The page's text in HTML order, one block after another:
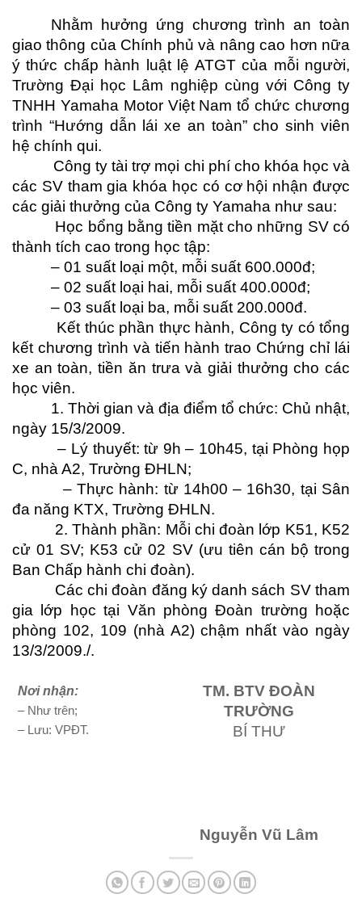
Nhằm hưởng ứng chương trình an toàn
giao thông của Chính phủ và nâng cao hơn nữa
ý thức chấp hành luật lệ ATGT của mỗi người,
Trường Đại học Lâm nghiệp cùng với Công ty
TNHH Yamaha Motor Việt Nam tổ chức chương
trình “Hướng dẫn lái xe an toàn” cho sinh viên
hệ chính qui.
Công ty tài trợ mọi chi phí cho khóa học và
các SV tham gia khóa học có cơ hội nhận được
các giải thưởng của Công ty Yamaha như sau:
Học bổng bằng tiền mặt cho những SV có
thành tích cao trong học tập:
– 01 suất loại một, mỗi suất 600.000đ;
– 02 suất loại hai, mỗi suất 400.000đ;
– 03 suất loại ba, mỗi suất 200.000đ.
Kết thúc phần thực hành, Công ty có tổng
kết chương trình và tiến hành trao Chứng chỉ lái
xe an toàn, tiền ăn trưa và giải thưởng cho các
học viên.
1. Thời gian và địa điểm tổ chức: Chủ nhật,
ngày 15/3/2009.
– Lý thuyết: từ 9h – 10h45, tại Phòng họp
C, nhà A2, Trường ĐHLN;
– Thực hành: từ 14h00 – 16h30, tại Sân
đa năng KTX, Trường ĐHLN.
2. Thành phần: Mỗi chi đoàn lớp K51, K52
cử 01 SV; K53 cử 02 SV (ưu tiên cán bộ trong
Ban Chấp hành chi đoàn).
Các chi đoàn đăng ký danh sách SV tham
gia lớp học tại Văn phòng Đoàn trường hoặc
phòng 102, 109 (nhà A2) chậm nhất vào ngày
13/3/2009./.
Nơi nhận:
– Như trên;
– Lưu: VPĐT.
TM. BTV ĐOÀN
TRƯỜNG
BÍ THƯ
Nguyễn Vũ Lâm